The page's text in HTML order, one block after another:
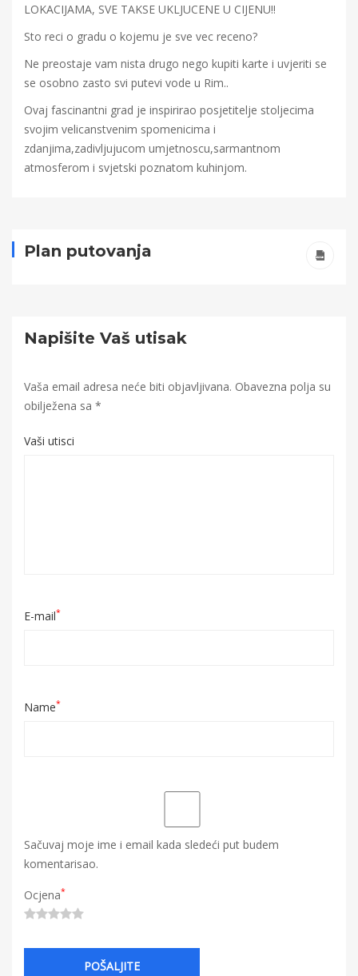
LOKACIJAMA, SVE TAKSE UKLJUCENE U CIJENU!!
Sto reci o gradu o kojemu je sve vec receno?
Ne preostaje vam nista drugo nego kupiti karte i uvjeriti se
se osobno zasto svi putevi vode u Rim..
Ovaj fascinantni grad je inspirirao posjetitelje stoljecima
svojim velicanstvenim spomenicima i
zdanjima,zadivljujucom umjetnoscu,sarmantnom
atmosferom i svjetski poznatom kuhinjom.
Plan putovanja
Napišite Vaš utisak
Vaša email adresa neće biti objavljivana. Obavezna polja su
obilježena sa *
Vaši utisci
E-mail*
Name*
Sačuvaj moje ime i email kada sledeći put budem
komentarisao.
Ocjena*